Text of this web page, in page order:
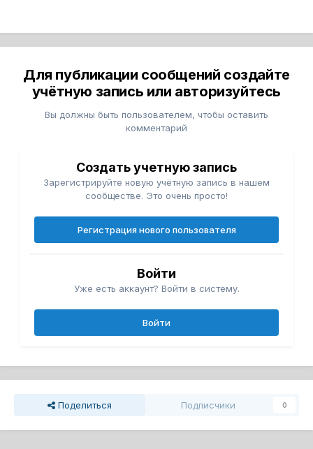
Для публикации сообщений создайте
учётную запись или авторизуйтесь
Вы должны быть пользователем, чтобы оставить
комментарий
Создать учетную запись
Зарегистрируйте новую учётную запись в нашем
сообществе. Это очень просто!
Регистрация нового пользователя
Войти
Уже есть аккаунт? Войти в систему.
Войти
Поделиться Подписчики 0